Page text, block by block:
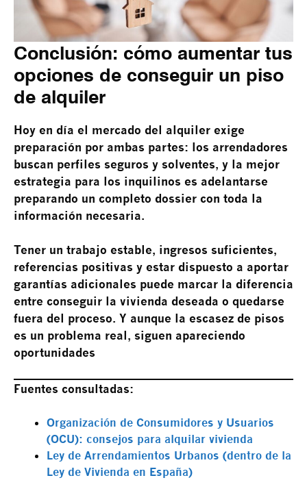
Conclusión: cómo aumentar tus
opciones de conseguir un piso
de alquiler
Hoy en día el mercado del alquiler exige
preparación por ambas partes: los arrendadores
buscan perfiles seguros y solventes, y la mejor
estrategia para los inquilinos es adelantarse
preparando un completo dossier con toda la
información necesaria.
Tener un trabajo estable, ingresos suficientes,
referencias positivas y estar dispuesto a aportar
garantías adicionales puede marcar la diferencia
entre conseguir la vivienda deseada o quedarse
fuera del proceso. Y aunque la escasez de pisos
es un problema real, siguen apareciendo
oportunidades
Fuentes consultadas:
Organización de Consumidores y Usuarios
(OCU): consejos para alquilar vivienda
Ley de Arrendamientos Urbanos (dentro de la
Ley de Vivienda en España)